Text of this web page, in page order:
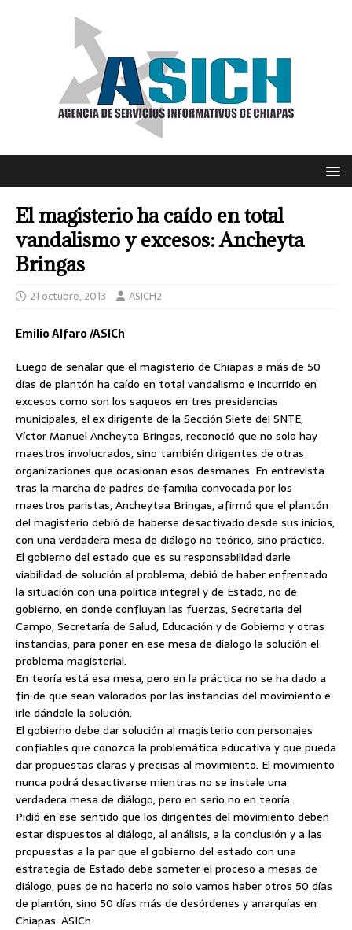
El magisterio ha caído en total
vandalismo y excesos: Ancheyta
Bringas
21 octubre, 2013 ASICH2
Emilio Alfaro /ASICh
Luego de señalar que el magisterio de Chiapas a más de 50
días de plantón ha caído en total vandalismo e incurrido en
excesos como son los saqueos en tres presidencias
municipales, el ex dirigente de la Sección Siete del SNTE,
Víctor Manuel Ancheyta Bringas, reconoció que no solo hay
maestros involucrados, sino también dirigentes de otras
organizaciones que ocasionan esos desmanes. En entrevista
tras la marcha de padres de familia convocada por los
maestros paristas, Ancheytaa Bringas, afirmó que el plantón
del magisterio debió de haberse desactivado desde sus inicios,
con una verdadera mesa de diálogo no teórico, sino práctico.
El gobierno del estado que es su responsabilidad darle
viabilidad de solución al problema, debió de haber enfrentado
la situación con una política integral y de Estado, no de
gobierno, en donde confluyan las fuerzas, Secretaria del
Campo, Secretaría de Salud, Educación y de Gobierno y otras
instancias, para poner en ese mesa de dialogo la solución el
problema magisterial.
En teoría está esa mesa, pero en la práctica no se ha dado a
fin de que sean valorados por las instancias del movimiento e
irle dándole la solución.
El gobierno debe dar solución al magisterio con personajes
confiables que conozca la problemática educativa y que pueda
dar propuestas claras y precisas al movimiento. El movimiento
nunca podrá desactivarse mientras no se instale una
verdadera mesa de diálogo, pero en serio no en teoría.
Pidió en ese sentido que los dirigentes del movimiento deben
estar dispuestos al diálogo, al análisis, a la conclusión y a las
propuestas a la par que el gobierno del estado con una
estrategia de Estado debe someter el proceso a mesas de
diálogo, pues de no hacerlo no solo vamos haber otros 50 días
de plantón, sino 50 días más de desórdenes y anarquías en
Chiapas. ASICh